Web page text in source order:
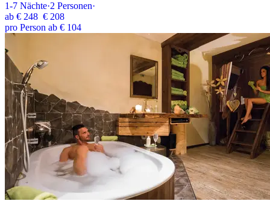
1-7 Nächte·2 Personen·
ab € 248 € 208
pro Person ab € 104